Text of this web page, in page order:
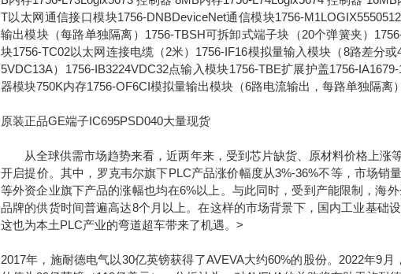
T以太网通信接口模块1756-DNBDeviceNet通信模块1756-
输出模块（每路单独隔离）1756-TBSH可拆卸式端子块（20个弹簧夹）
块1756-TC02以太网连接电缆（2米）1756-IF16模拟量输入模块（8路差分
5VDC13A）1756-IB3224VDC32点输入模块1756-TBE扩展护盖1756-
器模块750K内存1756-OF6CI模拟量输出模块（6路电流输出，每路单独隔离
原装正品GE端子IC695PSD040大量现货
从全球供需市场趋势来看，近两年来，受到芯片缺货、原材料价格上涨
开启提价。其中，罗克韦尔旗下PLC产品涨价幅度从3%-36%不等，市场销
等外资企业旗下产品的涨幅也均在6%以上。与此同时，受到产能限制，海
品牌的供货时间普遍高达8个月以上。在这样的市场背景下，国内工业基础
这也为本土PLC产业的弯道超车带来了机遇。>
2017年，施耐德电气以30亿英镑获得了AVEVA大约60%的股份。2022年9